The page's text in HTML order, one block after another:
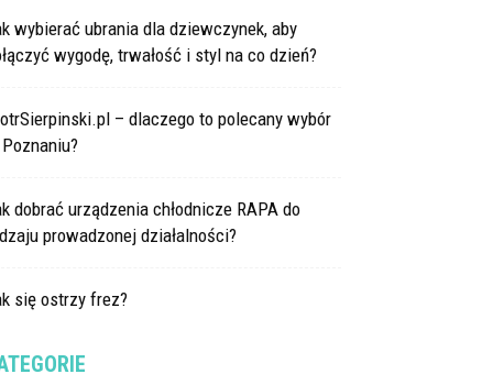
wybierać ubrania dla dziewczynek, aby
wygodę, trwałość i styl na co dzień?
– dlaczego to polecany wybór
dobrać urządzenia chłodnicze RAPA do
prowadzonej działalności?
się ostrzy frez?